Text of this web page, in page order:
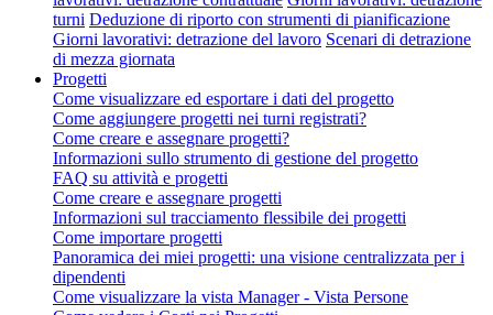
turni Deduzione di riporto con strumenti di pianificazione
Giorni lavorativi: detrazione del lavoro Scenari di detrazione
di mezza giornata
Progetti
Come visualizzare ed esportare i dati del progetto
Come aggiungere progetti nei turni registrati?
Come creare e assegnare progetti?
Informazioni sullo strumento di gestione del progetto
FAQ su attività e progetti
Come creare e assegnare progetti
Informazioni sul tracciamento flessibile dei progetti
Come importare progetti
Panoramica dei miei progetti: una visione centralizzata per i
dipendenti
Come visualizzare la vista Manager - Vista Persone